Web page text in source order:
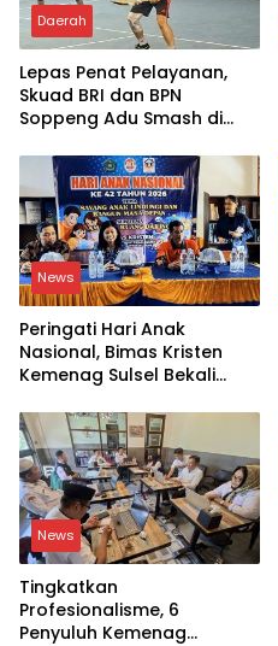
Daerah
Lepas Penat Pelayanan,
Skuad BRI dan BPN
Soppeng Adu Smash di
News
Peringati Hari Anak
Nasional, Bimas Kristen
Kemenag Sulsel Bekali
News
Tingkatkan
Profesionalisme, 6
Penyuluh Kemenag